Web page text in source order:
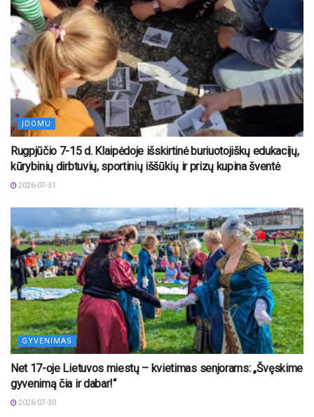
ĮDOMU
Rugpjūčio 7-15 d. Klaipėdoje išskirtinė buriuotojiškų edukacijų,
kūrybinių dirbtuvių, sportinių iššūkių ir prizų kupina šventė
2026-07-31
GYVENIMAS
Net 17-oje Lietuvos miestų – kvietimas senjorams: „Švęskime
gyvenimą čia ir dabar!“
2026-07-30